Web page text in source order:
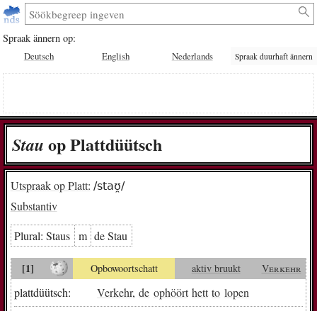
Spraak ännern op:
Deutsch English Nederlands Spraak duurhaft ännern
Stau op Plattdüütsch
Utspraak op Platt: /staʊ̯/
Substantiv
Plural:Staus m de Stau
[1] Opbowoortschatt aktiv bruukt Verkehr
plattdüütsch: Verkehr,de ophöört hett to lopen